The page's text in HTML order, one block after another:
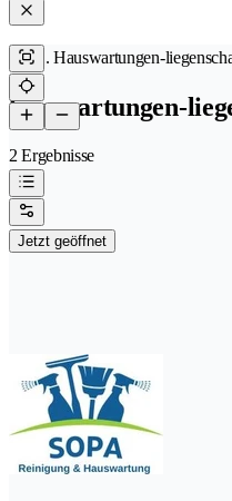
Hauswartungen-
hauswartungen-
2 Ergebnisse
Jetzt geöffnet